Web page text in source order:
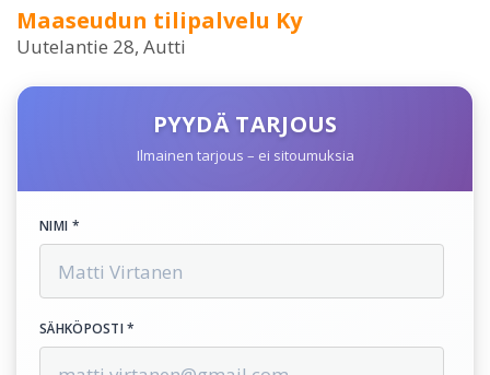
Maaseudun tilipalvelu Ky
Uutelantie 28, Autti
PYYDÄ TARJOUS
Ilmainen tarjous – ei sitoumuksia
NIMI *
SÄHKÖPOSTI *